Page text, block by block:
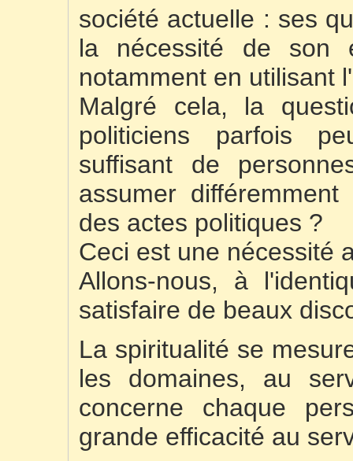
société actuelle : ses
la nécessité de son
notamment en utilisant
Malgré cela, la
politiciens parfois
suffisant de
assumer
des actes politiques ?
Ceci est une nécessité
Allons-nous, à
satisfaire de beaux
La spiritualité se
les domaines, au
concerne chaque
grande efficacité au